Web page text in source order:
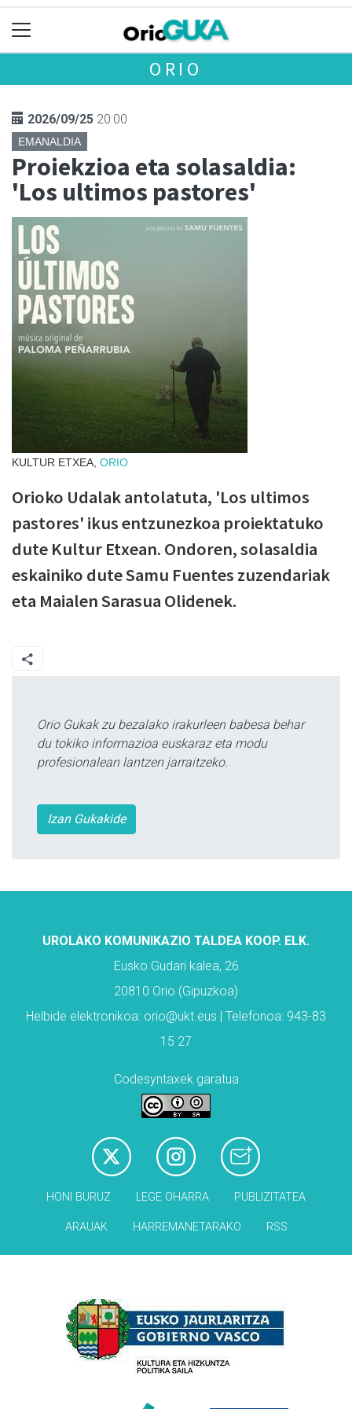
ORIO
2026/09/25 20:00
EMANALDIA
Proiekzioa eta solasaldia:
'Los ultimos pastores'
KULTUR ETXEA, ORIO
Orioko Udalak antolatuta, 'Los ultimos
pastores' ikus entzunezkoa proiektatuko
dute Kultur Etxean. Ondoren, solasaldia
eskainiko dute Samu Fuentes zuzendariak
eta Maialen Sarasua Olidenek.
Orio Gukak zu bezalako irakurleen babesa behar
du tokiko informazioa euskaraz eta modu
profesionalean lantzen jarraitzeko.
Izan Gukakide
UROLAKO KOMUNIKAZIO TALDEA KOOP. ELK.
Eusko Gudari kalea, 26
20810 Orio (Gipuzkoa)
Helbide elektronikoa: orio@ukt.eus | Telefonoa: 943-83
15 27
Codesyntaxek garatua
HONI BURUZ LEGE OHARRA PUBLIZITATEA
ARAUAK HARREMANETARAKO RSS